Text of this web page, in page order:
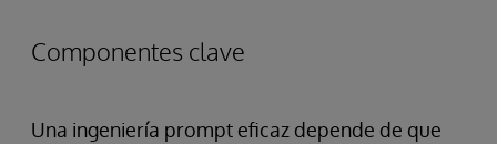
Componentes clave
Una ingeniería prompt eficaz depende de que